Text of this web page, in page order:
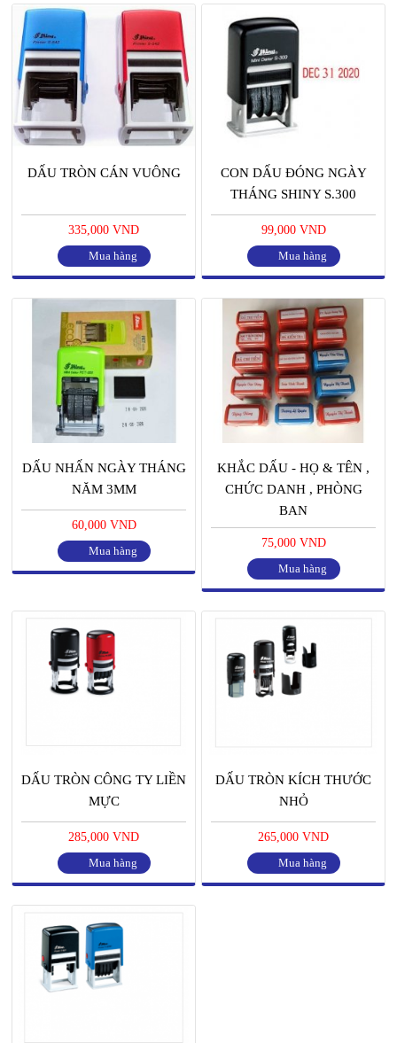
DẤU TRÒN CÁN VUÔNG
335,000 VND
Mua hàng
CON DẤU ĐÓNG NGÀY
THÁNG SHINY S.300
99,000 VND
Mua hàng
DẤU NHẤN NGÀY THÁNG
NĂM 3MM
60,000 VND
Mua hàng
KHẮC DẤU - HỌ & TÊN ,
CHỨC DANH , PHÒNG
BAN
75,000 VND
Mua hàng
DẤU TRÒN CÔNG TY LIỀN
MỰC
285,000 VND
Mua hàng
DẤU TRÒN KÍCH THƯỚC
NHỎ
265,000 VND
Mua hàng